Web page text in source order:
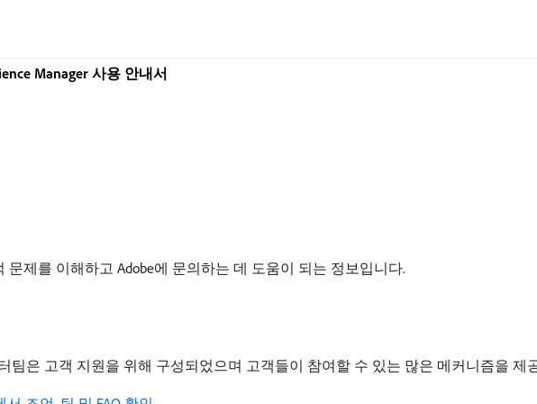
Manager 사용 안내서
제를 이해하고 Adobe에 문의하는 데 도움이 되는 정보입니다.
팀은 고객 지원을 위해 구성되었으며 고객들이 참여할 수 있는 많은 메커니즘을 제